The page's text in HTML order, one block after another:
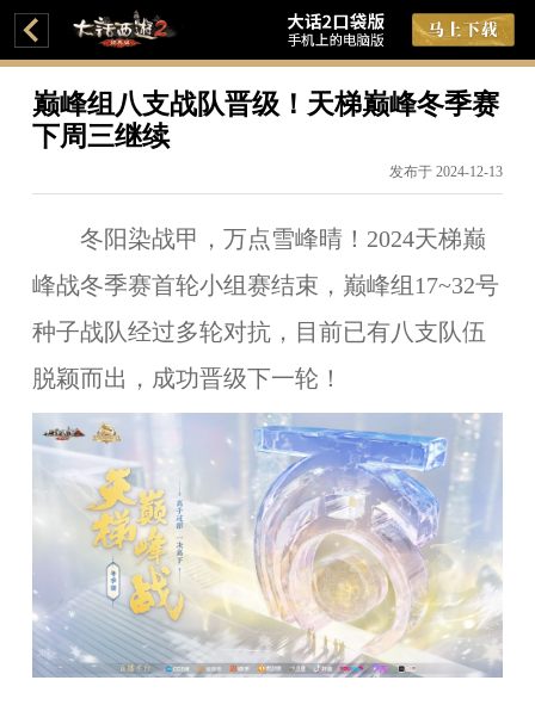
巅峰组八支战队晋级！天梯巅峰冬季赛
下周三继续
发布于 2024-12-13
冬阳染战甲，万点雪峰晴！2024天梯巅
峰战冬季赛首轮小组赛结束，巅峰组17~32号
种子战队经过多轮对抗，目前已有八支队伍
脱颖而出，成功晋级下一轮！